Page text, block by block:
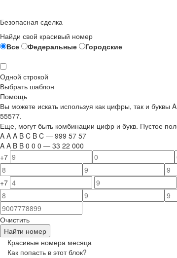
Безопасная сделка
Найди свой красивый номер
Все
Федеральные Городские
Одной строкой
Выбрать шаблон
Помощь
Вы можете искать используя как цифры, так и
55577.
Еще, могут быть комбинации цифр и букв. Пустое
A A A B C B C — 999 57 57
A A B B 0 0 0 — 33 22 000
+7
+7
Очистить
Найти номер
Красивые номера месяца
Как попасть в этот блок?